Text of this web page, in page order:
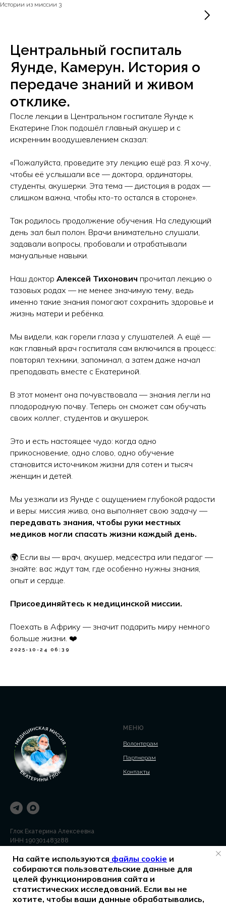
Истории из миссии 3
Центральный госпиталь
Яунде, Камерун. История о
передаче знаний и живом
отклике.
После лекции в Центральном госпитале Яунде к
Екатерине Глок подошёл главный акушер и с
искренним воодушевлением сказал:
«Пожалуйста, проведите эту лекцию ещё раз. Я хочу,
чтобы её услышали все — доктора, ординаторы,
студенты, акушерки. Эта тема — дистоция в родах —
слишком важна, чтобы кто-то остался в стороне».
Так родилось продолжение обучения. На следующий
день зал был полон. Врачи внимательно слушали,
задавали вопросы, пробовали и отрабатывали
мануальные навыки.
Наш доктор Алексей Тихонович прочитал лекцию о
тазовых родах — не менее значимую тему, ведь
именно такие знания помогают сохранить здоровье и
жизнь матери и ребёнка.
Мы видели, как горели глаза у слушателей. А ещё —
как главный врач госпиталя сам включился в процесс:
повторял техники, запоминал, а затем даже начал
преподавать вместе с Екатериной.
В этот момент она почувствовала — знания легли на
плодородную почву. Теперь он сможет сам обучать
своих коллег, студентов и акушерок.
Это и есть настоящее чудо: когда одно
прикосновение, одно слово, одно обучение
становится источником жизни для сотен и тысяч
женщин и детей.
Мы уезжали из Яунде с ощущением глубокой радости
и веры: миссия жива, она выполняет свою задачу —
передавать знания, чтобы руки местных
медиков могли спасать жизни каждый день.
🌍 Если вы — врач, акушер, медсестра или педагог —
знайте: вас ждут там, где особенно нужны знания,
опыт и сердце.
Присоединяйтесь к медицинской миссии.
Поехать в Африку — значит подарить миру немного
больше жизни. ❤️
2025-10-24 06:39
На сайте используются файлы cookie и
собираются пользовательские данные для
целей функционирования сайта и
статистических исследований. Если вы не
хотите, чтобы ваши данные обрабатывались,
Глок Екатерина Алексеевна
ИНН 190301483288
МЕНЮ
Волонтерам
Партнерам
Контакты
ДОКУМЕНТЫ
Согласие на обработку
персональных данных